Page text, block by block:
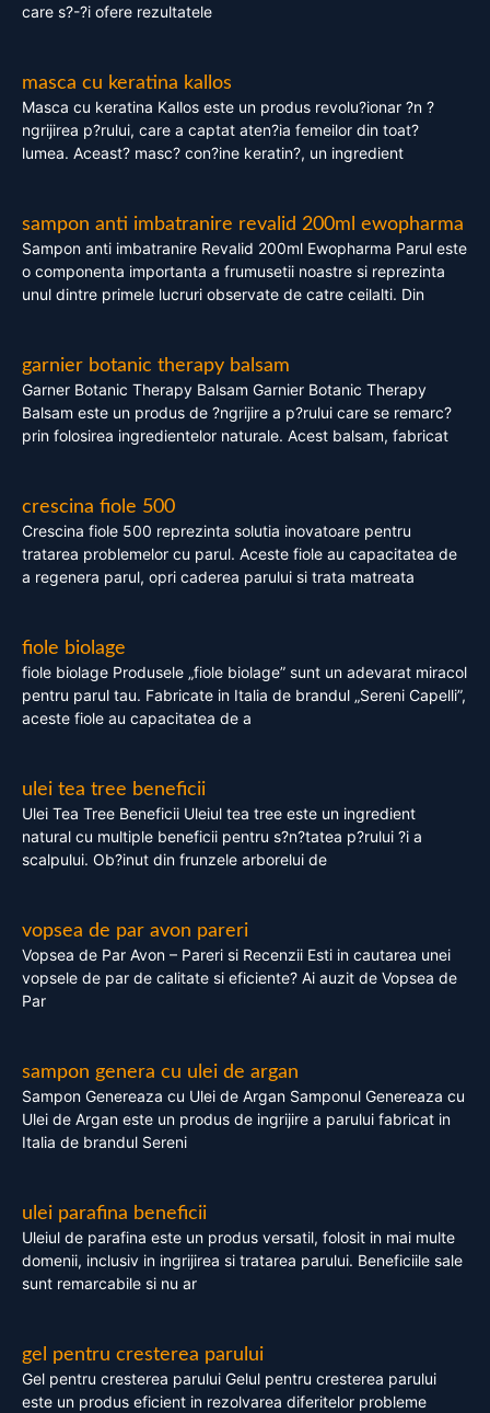
care s?-?i ofere rezultatele
masca cu keratina kallos
Masca cu keratina Kallos este un produs revolu?ionar ?n ?
ngrijirea p?rului, care a captat aten?ia femeilor din toat?
lumea. Aceast? masc? con?ine keratin?, un ingredient
sampon anti imbatranire revalid 200ml ewopharma
Sampon anti imbatranire Revalid 200ml Ewopharma Parul este
o componenta importanta a frumusetii noastre si reprezinta
unul dintre primele lucruri observate de catre ceilalti. Din
garnier botanic therapy balsam
Garner Botanic Therapy Balsam Garnier Botanic Therapy
Balsam este un produs de ?ngrijire a p?rului care se remarc?
prin folosirea ingredientelor naturale. Acest balsam, fabricat
crescina fiole 500
Crescina fiole 500 reprezinta solutia inovatoare pentru
tratarea problemelor cu parul. Aceste fiole au capacitatea de
a regenera parul, opri caderea parului si trata matreata
fiole biolage
fiole biolage Produsele „fiole biolage” sunt un adevarat miracol
pentru parul tau. Fabricate in Italia de brandul „Sereni Capelli”,
aceste fiole au capacitatea de a
ulei tea tree beneficii
Ulei Tea Tree Beneficii Uleiul tea tree este un ingredient
natural cu multiple beneficii pentru s?n?tatea p?rului ?i a
scalpului. Ob?inut din frunzele arborelui de
vopsea de par avon pareri
Vopsea de Par Avon – Pareri si Recenzii Esti in cautarea unei
vopsele de par de calitate si eficiente? Ai auzit de Vopsea de
Par
sampon genera cu ulei de argan
Sampon Genereaza cu Ulei de Argan Samponul Genereaza cu
Ulei de Argan este un produs de ingrijire a parului fabricat in
Italia de brandul Sereni
ulei parafina beneficii
Uleiul de parafina este un produs versatil, folosit in mai multe
domenii, inclusiv in ingrijirea si tratarea parului. Beneficiile sale
sunt remarcabile si nu ar
gel pentru cresterea parului
Gel pentru cresterea parului Gelul pentru cresterea parului
este un produs eficient in rezolvarea diferitelor probleme